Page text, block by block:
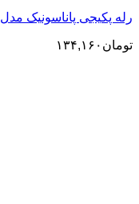
رله پکیجی پاناسونیک مدل ALDP105 دارای 5 ولت 4 پین 5 آمپر
تومان ۱۳۴,۱۶۰